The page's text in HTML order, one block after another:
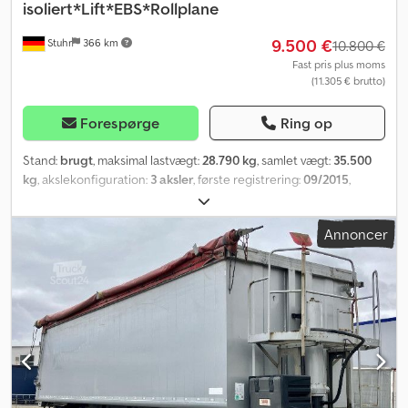
Stuhr 366 km
isoliert*Lift*EBS*Rollplane
9.500 €10.800 €
Fast pris plus moms
(11.305 € brutto)
Forespørge Ring op
Stand: brugt, maksimal lastvægt:28.790 kg, samlet vægt: 35.500
kg, akslekonfiguration: 3 aksler, første registrering:09/2015,
, læsningsbredde:
lastepladshøjde:1.450 mm, lastepladsvolumen:25 m³, Udstyr:ABS,
? Isoleret stålhalskalmuldde ? Med løs last ? Klapbar
underkørselsværn ? Tromlebremser ? Platform Crsdpsxxv U Sofx
Aqgjf ? ABS ? Luft-liftaksel ? EBS ? Støtteben ? Rullepresenning ?
BPW-aksler Alle oplysninger uden garanti / Mellemhandel
forbeholdes.
Annoncer